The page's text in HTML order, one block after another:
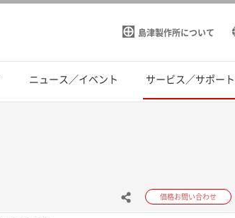
島津製作所について
ニュース／イベント サービス／サポート
価格お問い合わせ